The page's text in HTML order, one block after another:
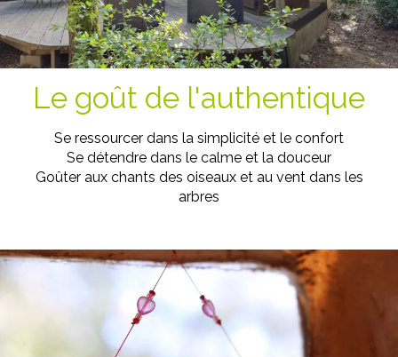
Le goût de l'authentique
Se ressourcer dans la simplicité et le confort
Se détendre dans le calme et la douceur
Goûter aux chants des oiseaux et au vent dans les
arbres